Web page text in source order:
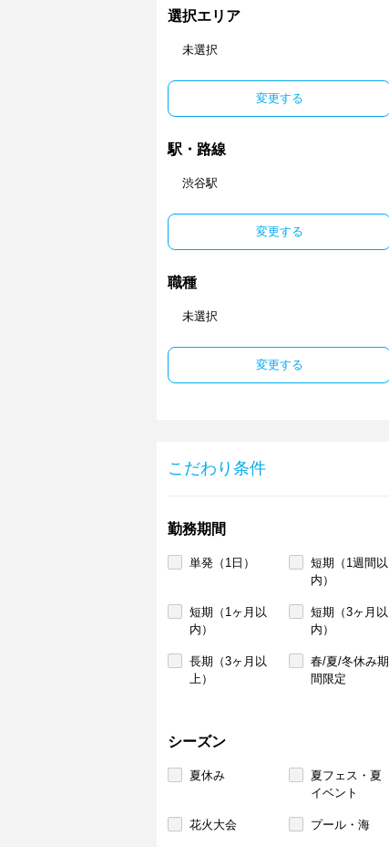
選択エリア
未選択
変更する
駅・路線
渋谷駅
変更する
職種
未選択
変更する
こだわり条件
勤務期間
単発（1日）
短期（1週間以
内）
短期（1ヶ月以
内）
短期（3ヶ月以
内）
長期（3ヶ月以
上）
春/夏/冬休み期
間限定
シーズン
夏休み
夏フェス・夏
イベント
花火大会 プール・海